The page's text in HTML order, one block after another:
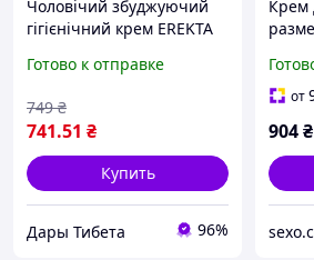
Чоловічий збуджуючий
гігієнічний крем EREKTA
Готово к отправке
741.51 ₴
749 ₴
Купить
Дары Тибета 96%
Крем
от
904₴